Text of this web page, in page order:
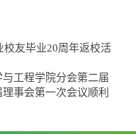
校友毕业20周年返校活
工程学院分会第二届
事会第一次会议顺利